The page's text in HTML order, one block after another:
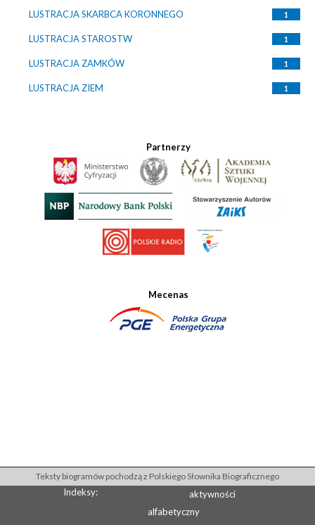
LUSTRACJA SKARBCA KORONNEGO 1
LUSTRACJA STAROSTW 1
LUSTRACJA ZAMKÓW 1
LUSTRACJA ZIEM 1
Partnerzy
Mecenas
Teksty biogramów pochodzą z Polskiego Słownika Biograficznego
Indeksy:
aktywności
alfabetyczny